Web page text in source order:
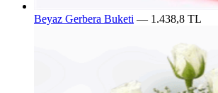
Beyaz Gerbera Buketi — 1.438,8 TL